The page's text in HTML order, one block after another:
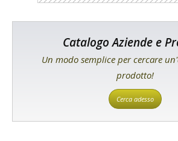
Catalogo Aziende e
Un modo semplice per cercare
prodotto!
Cerca adesso